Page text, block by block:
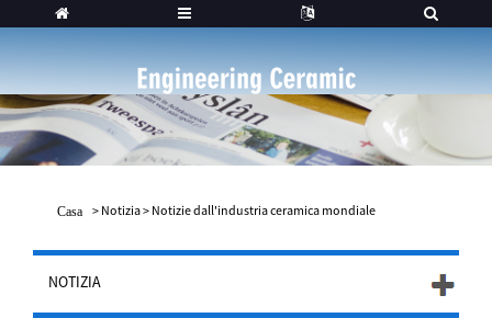
Casa > Notizia> Notizie dall'industria ceramica mondiale
NOTIZIA